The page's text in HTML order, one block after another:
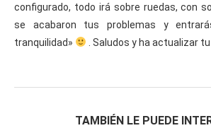
configurado, todo irá sobre ruedas, con
se acabaron tus problemas y
tranquilidad»
. Saludos y ha actualizar
TAMBIÉN LE PUEDE